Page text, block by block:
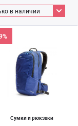
в наличии
Сумки и рюкзаки